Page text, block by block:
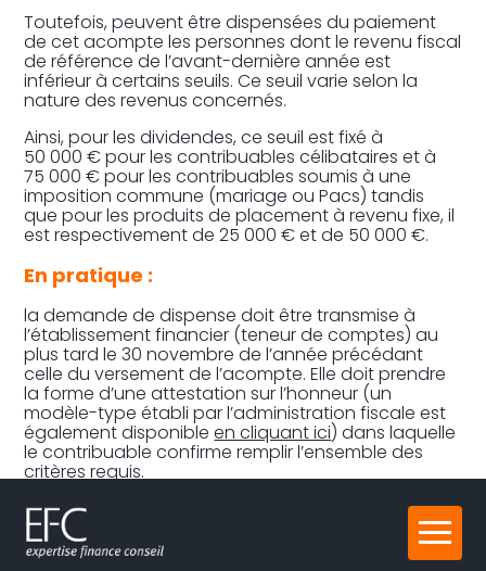
Aller
au
Toutefois, peuvent être dispensées du paiement
de cet acompte les personnes dont le revenu fiscal
de référence de l’avant-dernière année est
inférieur à certains seuils. Ce seuil varie selon la
nature des revenus concernés.
Ainsi, pour les dividendes, ce seuil est fixé à
50 000 € pour les contribuables célibataires et à
75 000 € pour les contribuables soumis à une
imposition commune (mariage ou Pacs) tandis
que pour les produits de placement à revenu fixe, il
est respectivement de 25 000 € et de 50 000 €.
En pratique :
la demande de dispense doit être transmise à
l’établissement financier (teneur de comptes) au
plus tard le 30 novembre de l’année précédant
celle du versement de l’acompte. Elle doit prendre
la forme d’une attestation sur l’honneur (un
modèle-type établi par l’administration fiscale est
également disponibleen cliquant ici) dans laquelle
le contribuable confirme remplir l’ensemble des
critères requis.
Partager :